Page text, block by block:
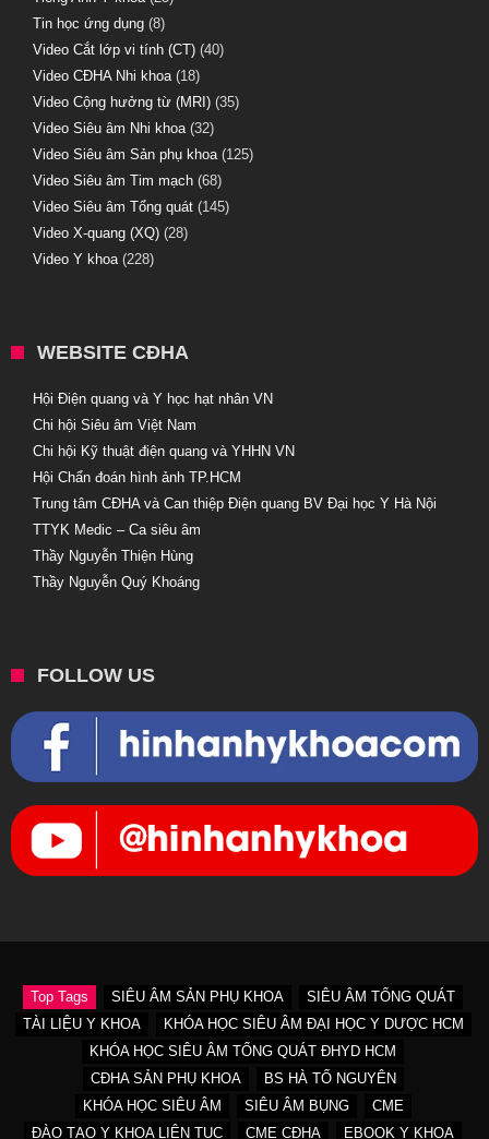
Tin học ứng dụng (8)
Video Cắt lớp vi tính (CT) (40)
Video CĐHA Nhi khoa(18)
Video Cộng hưởng từ (MRI) (35)
Video Siêu âm Nhi khoa(32)
Video Siêu âm Sản phụ khoa(125)
Video Siêu âm Tim mạch (68)
Video Siêu âm Tổng quát (145)
Video X-quang (XQ) (28)
Video Y khoa(228)
WEBSITE CĐHA
Hội Điện quang và Y học hạt nhân VN
Chi hội Siêu âm Việt Nam
Chi hội Kỹ thuật điện quang và YHHN VN
Hội Chẩn đoán hình ảnh TP.HCM
Trung tâm CĐHA và Can thiệp Điện quang BV Đại học Y Hà Nội
TTYK Medic – Ca siêu âm
Thầy Nguyễn Thiện Hùng
Thầy Nguyễn Quý Khoáng
FOLLOW US
Top Tags SIÊU ÂM SẢN PHỤ KHOA
SIÊU ÂM TỔNG QUÁT
TÀI LIỆU Y KHOA
KHÓA HỌC SIÊU ÂM ĐẠI HỌC Y DƯỢC HCM
KHÓA HỌC SIÊU ÂM TỔNG QUÁT ĐHYD HCM
CĐHA SẢN PHỤ KHOA
BS HÀ TỐ NGUYÊN
KHÓA HỌC SIÊU ÂM
SIÊU ÂM BỤNG
CME
ĐÀO TẠO Y KHOA LIÊN TỤC
CME CĐHA EBOOK Y KHOA